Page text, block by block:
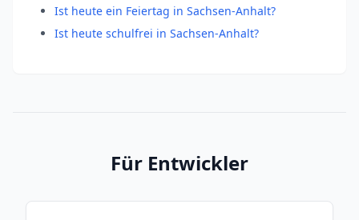
Ist heute ein Feiertag in Sachsen-Anhalt?
Ist heute schulfrei in Sachsen-Anhalt?
Für Entwickler